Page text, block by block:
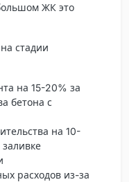
ЖК это
стадии
на 15-20% за
бетона с
на 10-
расходов из-за